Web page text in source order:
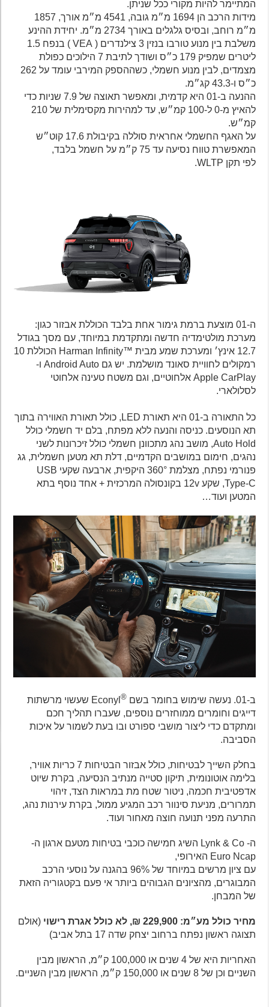
המתיימר להיות מקורי ככל שניתן.
מידות הרכב הן 1694 מ״מ גובה, 4541 מ״מ אורך, 1857
מ״מ רוחב, ובסיס גלגלים באורך 2734 מ״מ. יחידת ההינע
משלבת בין מנוע טורבו בנזין 3 צילנדרים ( VEA ) בנפח 1.5
ליטרים שמפיק 179 כ״ס ושודך לתיבת 7 הילוכים כפולת
מצמדים, לבין מנוע חשמלי, כשההספק המירבי עומד על 262
כ״ס ו-43.3 קג״מ.
ההנעה ב-01 היא קדמית, ומאפשר תאוצה של 7.9 שניות כדי
להאיץ מ-0 ל-100 קמ״ש, עד למהירות מקסימלית של 210
קמ״ש.
על האגף החשמלי אחראית סוללה בקיבולת 17.6 קוט״ש
המאפשרת טווח נסיעה עד 75 ק״מ על חשמל בלבד,
לפי תקן WLTP.
ה-01 מוצעת ברמת גימור אחת בלבד הכוללת אבזור כגון:
מערכת מולטימדיה חדשה ומתקדמת במיוחד, עם מסך בגודל
12.7 אינץ׳ ומערכת שמע מבית ™Harman Infinity הכוללת 10
רמקולים לחוויית סאונד מושלמת. יש גם Android Auto ו-
Apple CarPlay אלחוטיים, וגם משטח טעינה אלחוטי
לסלולארי.
כל התאורה ב-01 היא תאורת LED, כולל תאורת האווירה בתוך
תא הנוסעים. כניסה והנעה ללא מפתח, בלם יד חשמלי כולל
Auto Hold, מושב נהג מתכוונן חשמלי כולל זיכרונות לשני
נהגים, חימום במושבים הקדמיים, דלת תא מטען חשמלית, גג
פנורמי נפתח, מצלמת 360° היקפית, ארבעה שקעי USB
Type-C, שקע 12v בקונסולה המרכזית + אחד נוסף בתא
המטען ועוד…
®
Econyl שעשוי מרשתות
דייגים וחומרים ממוחזרים נוספים, שעברו תהליך חכם
ומתקדם כדי ליצור מושבי ספורט ובו בעת לשמור על איכות
הסביבה.
בחלק השייך לבטיחות, כולל אבזור הבטיחות 7 כריות אוויר,
בלימה אוטונומית, תיקון סטייה מנתיב הנסיעה, בקרת שיוט
אדפטיבית חכמה, ניטור שטח מת במראות הצד, זיהוי
תמרורים, מניעת סינוור רכב המגיע ממול, בקרת עירנות נהג,
התרעה מפני תנועה חוצה מאחור ועוד.
ה- Lynk & Co השיג חמישה כוכבי בטיחות מטעם ארגון ה-
Euro Ncap האירופי,
עם ציון מרשים במיוחד של 96% בהגנה על נוסעי הרכב
המבוגרים, מהציונים הגבוהים ביותר אי פעם בקטגוריה הזאת
של המבחן.
מחיר כולל מע״מ: 229,900 ₪, לא כולל אגרת רישוי
(אולם
תצוגה ראשון נפתח ברחוב יצחק שדה 17 בתל אביב)
האחריות היא של 4 שנים או 100,000 ק״מ, הראשון מבין
השניים וכן של 8 שנים או 150,000 ק״מ, הראשון מבין השניים.